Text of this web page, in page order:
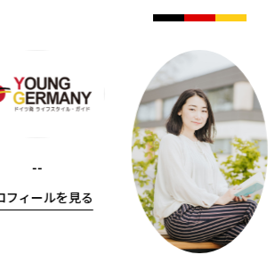
--
フィールを見る